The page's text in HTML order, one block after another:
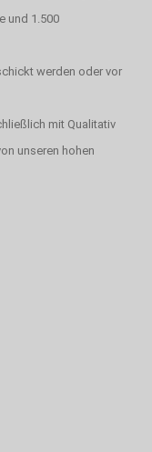
und 1.500
werden oder vor
mit Qualitativ
unseren hohen